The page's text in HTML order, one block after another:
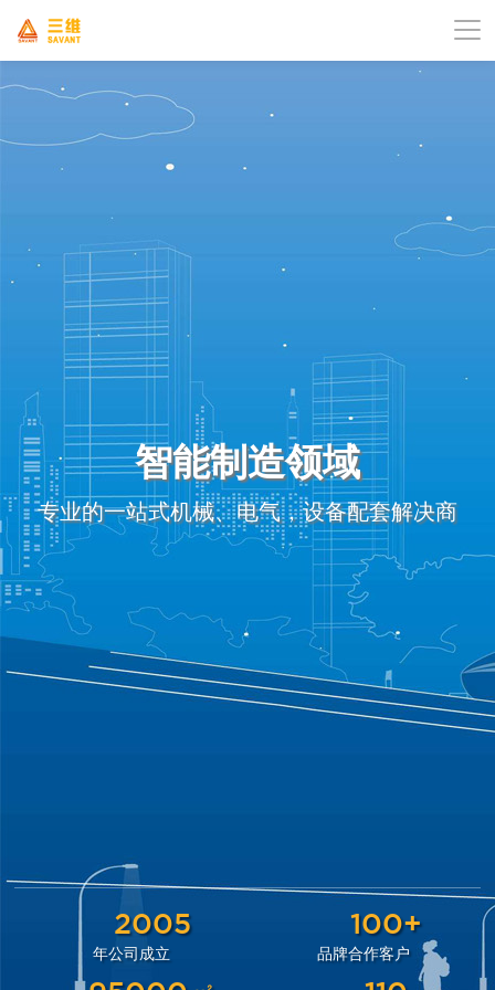
智能制造领域
专业的一站式机械、电气，设备配套解决商
2005
年公司成立
100+
品牌合作客户